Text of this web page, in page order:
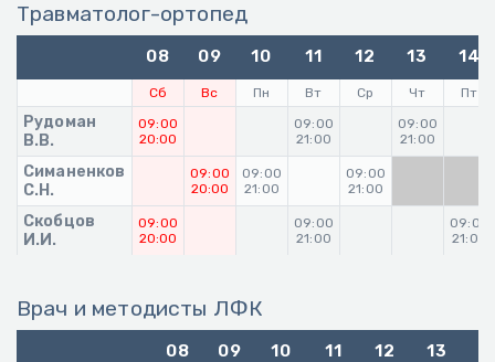
Травматолог-ортопед
08 09 10 11 12 13 14
Сб Вс Пн Вт Ср Чт Пт
Рудоман
В.В.
09:00
20:00
09:00
21:00
09:00
21:00
Симаненков
С.Н.
09:00
20:00
09:00
21:00
09:00
21:00
Скобцов
И.И.
09:00
20:00
09:00
21:00
09:00
21:00
Врач и методисты ЛФК
08 09 10 11 12 13